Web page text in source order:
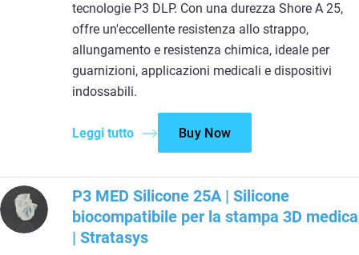
tecnologie P3 DLP. Con una durezza Shore A 25,
offre un'eccellente resistenza allo strappo,
allungamento e resistenza chimica, ideale per
guarnizioni, applicazioni medicali e dispositivi
indossabili.
Leggi tutto Buy Now
P3 MED Silicone 25A | Silicone
biocompatibile per la stampa 3D medica
| Stratasys